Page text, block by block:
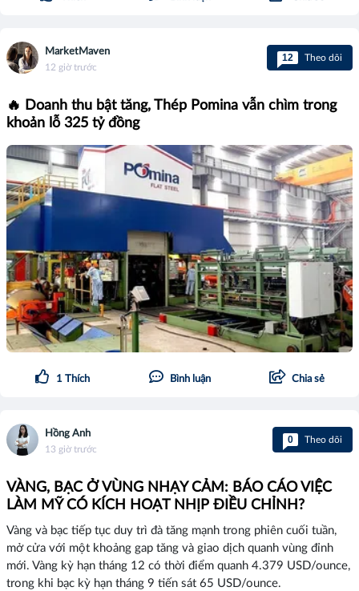
MarketMaven
12 giờ trước
12 Theo dõi
🔥 Doanh thu bật tăng, Thép Pomina vẫn chìm trong
khoản lỗ 325 tỷ đồng
1 Thích Bình luận Chia sẻ
Hồng Anh
13 giờ trước
0 Theo dõi
VÀNG, BẠC Ở VÙNG NHẠY CẢM: BÁO CÁO VIỆC
LÀM MỸ CÓ KÍCH HOẠT NHỊP ĐIỀU CHỈNH?
Vàng và bạc tiếp tục duy trì đà tăng mạnh trong phiên cuối tuần,
mở cửa với một khoảng gap tăng và giao dịch quanh vùng đỉnh
mới. Vàng kỳ hạn tháng 12 có thời điểm quanh 4.379 USD/ounce,
trong khi bạc kỳ hạn tháng 9 tiến sát 65 USD/ounce.